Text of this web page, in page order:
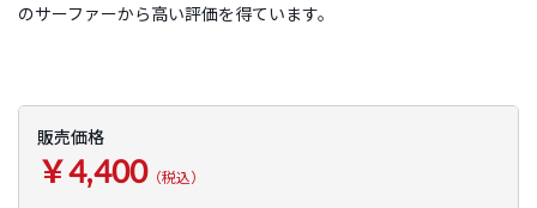
のサーファーから高い評価を得ています。
販売価格
￥4,400（税込）